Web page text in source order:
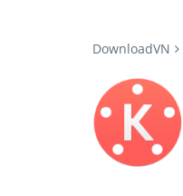
DownloadVN